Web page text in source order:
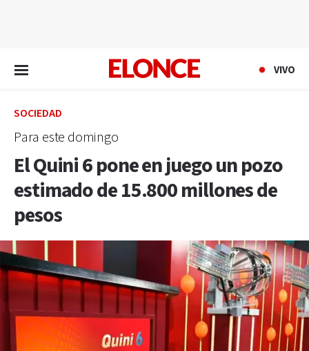
VIVO
SOCIEDAD
Para este domingo
El Quini 6 pone en juego un pozo
estimado de 15.800 millones de
pesos